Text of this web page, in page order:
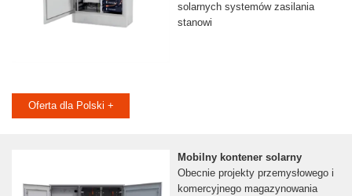
solarnych systemów zasilania
stanowi
Oferta dla Polski +
Mobilny kontener solarny
Obecnie projekty przemysłowego i
komercyjnego magazynowania